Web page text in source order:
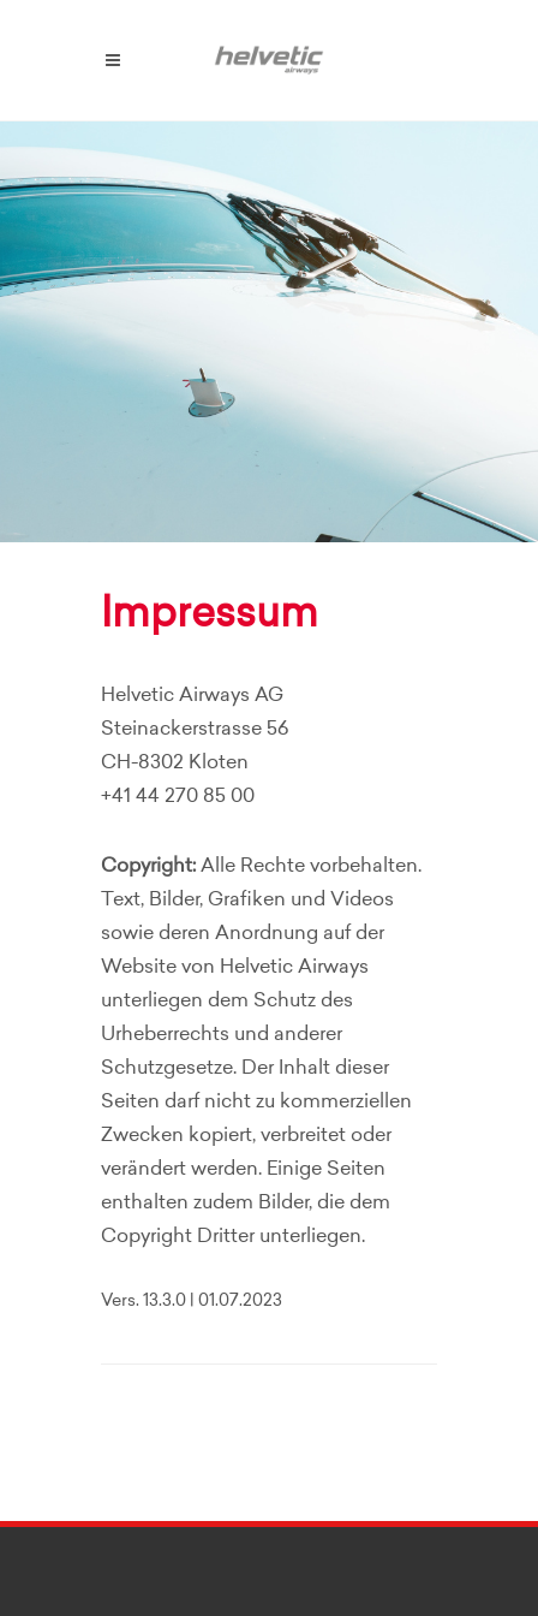
Impressum
Helvetic Airways AG
Steinackerstrasse 56
CH-8302 Kloten
+41 44 270 85 00
Copyright: Alle Rechte vorbehalten.
Text, Bilder, Grafiken und Videos
sowie deren Anordnung auf der
Website von Helvetic Airways
unterliegen dem Schutz des
Urheberrechts und anderer
Schutzgesetze. Der Inhalt dieser
Seiten darf nicht zu kommerziellen
Zwecken kopiert, verbreitet oder
verändert werden. Einige Seiten
enthalten zudem Bilder, die dem
Copyright Dritter unterliegen.
Vers. 13.3.0 | 01.07.2023